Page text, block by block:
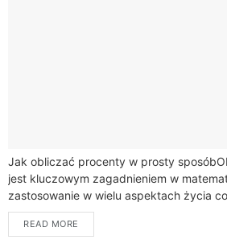
Jak obliczać procenty w prosty
jest kluczowym zagadnieniem w
zastosowanie w wielu aspektach życia
termin używany do wyrażania części
READ MORE